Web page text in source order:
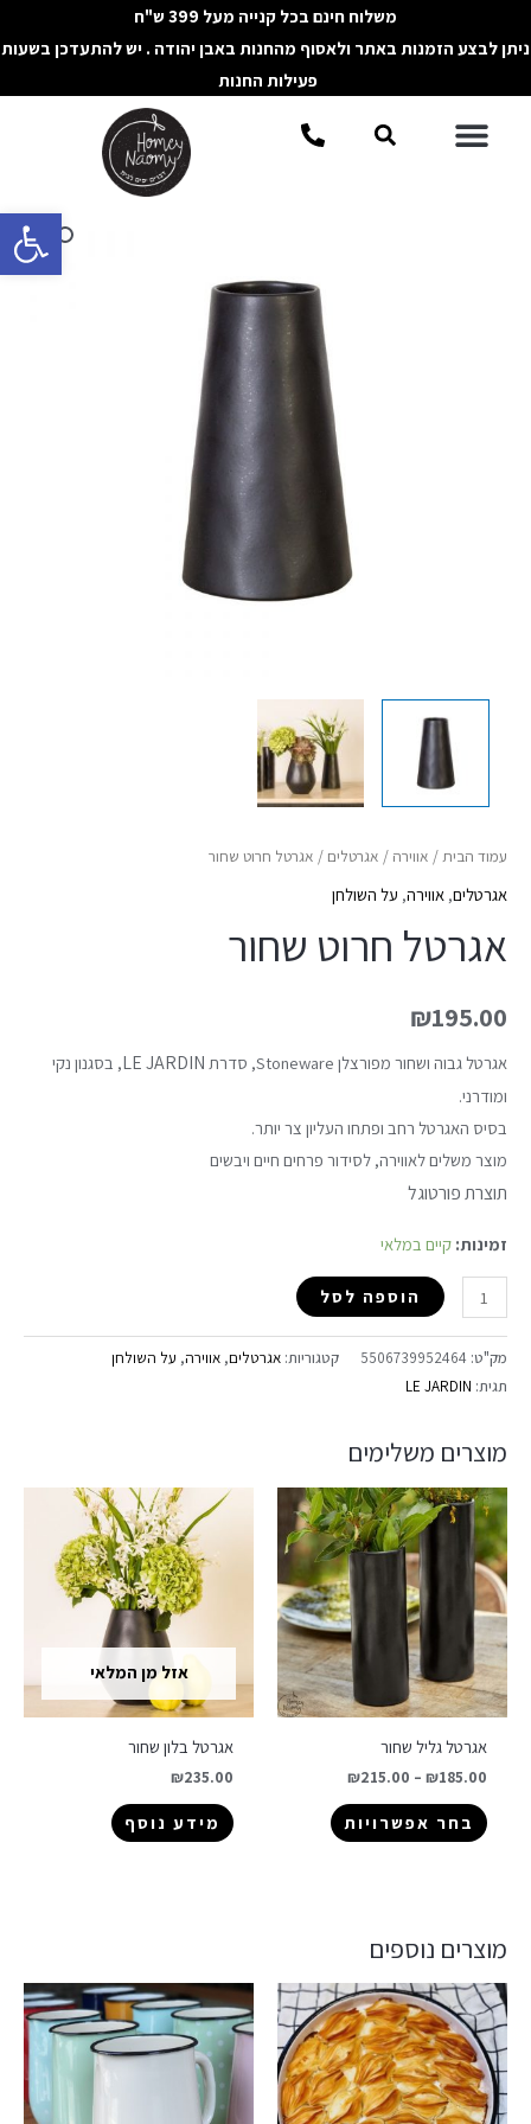
פתח
לתוכן
משלוח חינם בכל קנייה מעל 399 ש"ח
ניתן לבצע הזמנות באתר ולאסוף מהחנות באבן יהודה . יש להתעדכן בשעות
פעילות החנות
תפריטחיפוש
עמוד הבית/ אווירה / אגרטלים / אגרטל חרוט שחור
אגרטלים, אווירה, על השולחן
אגרטל חרוט שחור
₪195.00
אגרטל גבוה ושחור מפורצלן Stoneware, סדרת
, בסגנון נקי
ומודרני.
בסיס האגרטל רחב ופתחו העליון צר יותר.
מוצר משלים לאווירה, לסידור פרחים חיים ויבשים
תוצרת פורטוגל
זמינות: קיים במלאי
הוספה לסל
מק"ט: 5506739952464 קטגוריות: אגרטלים, אווירה, על השולחן
תגית: LE JARDIN
מוצרים משלימים
אגרטל גליל שחור
₪185.00
–
₪215.00
בחר אפשרויות
אזל מן המלאי
אגרטל בלון שחור
₪235.00
מידע נוסף
מוצרים נוספים